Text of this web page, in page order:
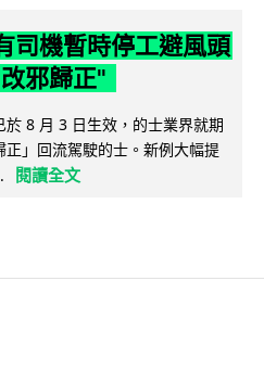
司機暫時停工避風頭
邪歸正"
8 月 3 日生效，的士業界就期
」回流駕駛的士。新例大幅提
閱讀全文